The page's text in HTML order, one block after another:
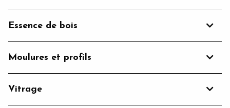
Essence de bois
Moulures et profils
Vitrage